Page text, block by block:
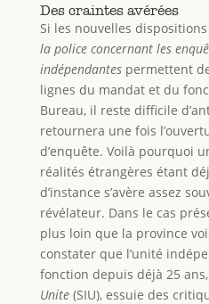
Des craintes avérées
Si les nouvelles
la police concernant les
indépendantes permettent
lignes du mandat et du
Bureau, il reste difficile
retournera une fois
d’enquête. Voilà pourquoi
réalités étrangères étant
d’instance s’avère assez
révélateur. Dans le cas
plus loin que la province
constater que l’unité
fonction depuis déjà 25
Unite (SIU), essuie des